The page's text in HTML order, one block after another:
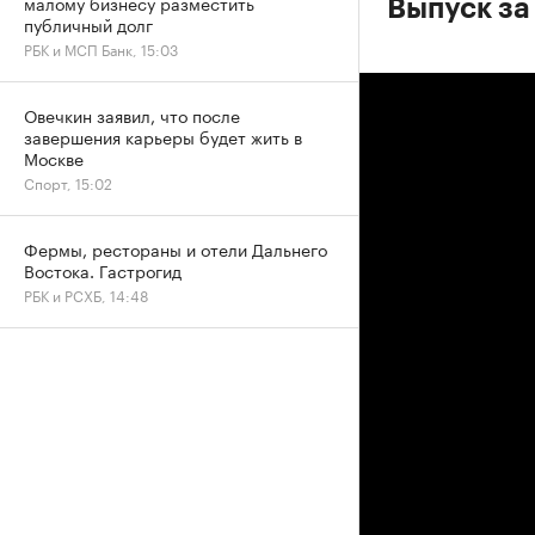
Выпуск
публичный долг
РБК и МСП Банк, 15:03
Овечкин заявил, что после
завершения карьеры будет жить в
Москве
Спорт, 15:02
Фермы, рестораны и отели Дальнего
Востока. Гастрогид
РБК и РСХБ, 14:48